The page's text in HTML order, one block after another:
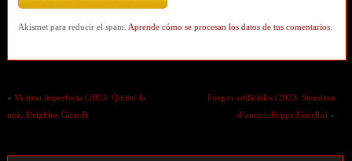
Akismet para reducir el spam. Aprende cómo se procesan los datos de tus comentarios.
« Victima imperfecta (2023. Quitter la
nuit. Delphine Girard)
Fuegos artificiales (2023. Stranizza
d’amuri. Beppe Fiorello) »